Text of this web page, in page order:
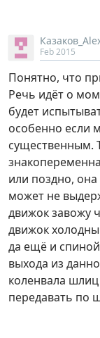
Feb 2015
Понятно, что
Речь идёт о
будет
особенно если
существенным.
или поздно,
может не
движок завожу
движок
да ещё и
выхода из
коленвала
передавать по